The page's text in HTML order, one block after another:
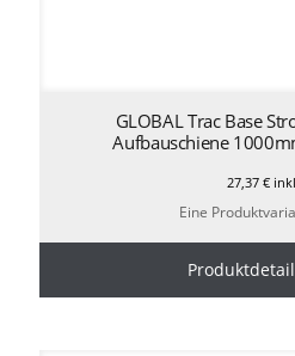
GLOBAL Trac Base
Aufbauschiene
27,37€
Eine